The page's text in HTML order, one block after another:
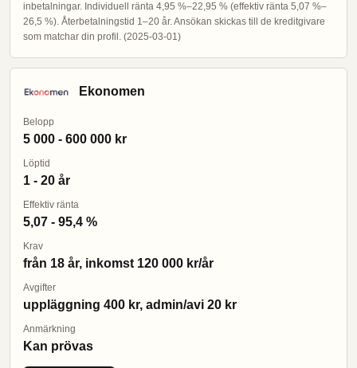
inbetalningar. Individuell ränta 4,95 %–22,95 % (effektiv ränta 5,07 %–
26,5 %). Återbetalningstid 1–20 år. Ansökan skickas till de kreditgivare
som matchar din profil. (2025-03-01)
Ekonomen
Belopp
5 000 - 600 000 kr
Löptid
1 - 20 år
Effektiv ränta
5,07 - 95,4 %
Krav
från 18 år, inkomst 120 000 kr/år
Avgifter
uppläggning 400 kr, admin/avi 20 kr
Anmärkning
Kan prövas